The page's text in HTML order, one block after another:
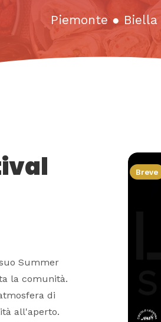
Piemonte ● Biella
Summer
la comunità.
di
all'aperto.
Breve